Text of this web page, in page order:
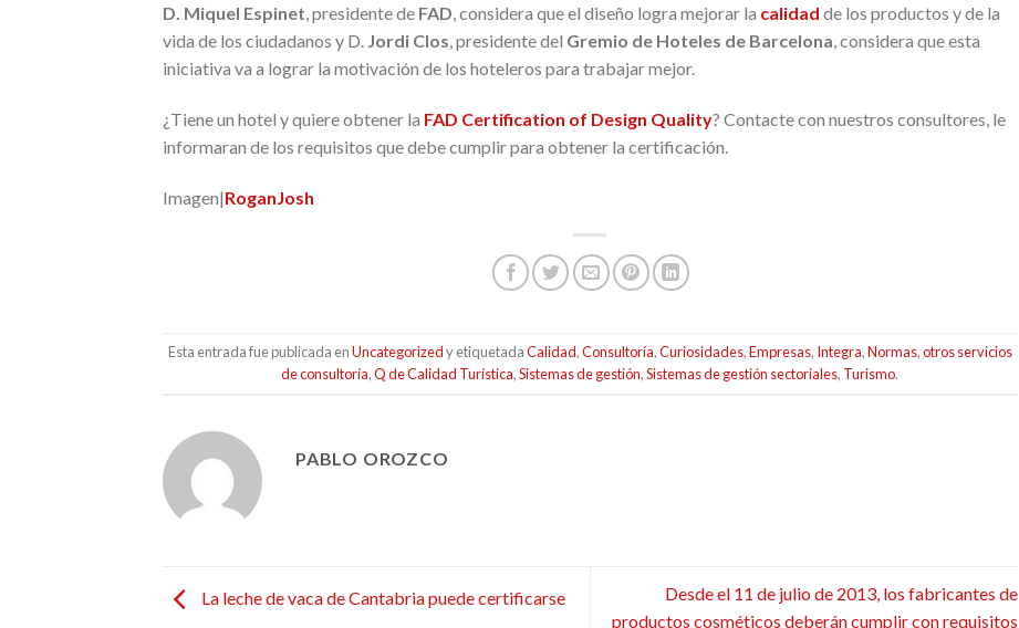
D. Miquel Espinet, presidente de FAD, considera que el diseño logra mejorar la calidad de los productos y de la
vida de los ciudadanos y D. Jordi Clos, presidente del Gremio de Hoteles de Barcelona, considera que esta
iniciativa va a lograr la motivación de los hoteleros para trabajar mejor.
¿Tiene un hotel y quiere obtener la FAD Certification of Design Quality? Contacte con nuestros consultores, le
informaran de los requisitos que debe cumplir para obtener la certificación.
Imagen|RoganJosh
Esta entrada fue publicada enUncategorizedy etiquetadaCalidad,Consultoría,Curiosidades,Empresas, Integra,Normas,otros servicios
de consultoría,Q de Calidad Turística,Sistemas de gestión,Sistemas de gestión sectoriales, Turismo.
PABLO OROZCO
La leche de vaca de Cantabria puede certificarse
Desde el 11 de julio de 2013, los fabricantes de
productos cosméticos deberán cumplir con requisitos